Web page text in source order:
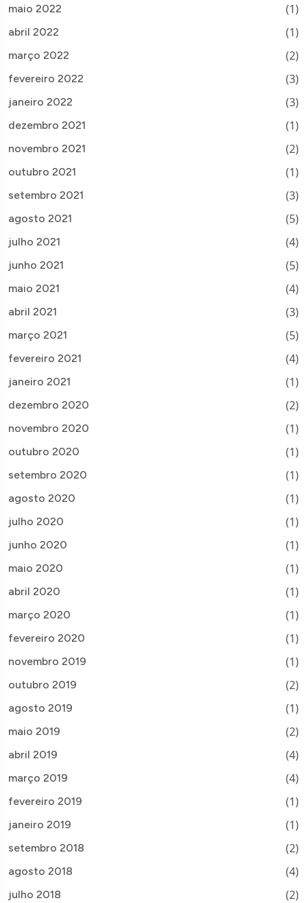
maio 2022 (1)
abril 2022 (1)
março 2022 (2)
fevereiro 2022 (3)
janeiro 2022 (3)
dezembro 2021 (1)
novembro 2021 (2)
outubro 2021 (1)
setembro 2021 (3)
agosto 2021 (5)
julho 2021 (4)
junho 2021 (5)
maio 2021 (4)
abril 2021 (3)
março 2021 (5)
fevereiro 2021 (4)
janeiro 2021 (1)
dezembro 2020 (2)
novembro 2020 (1)
outubro 2020 (1)
setembro 2020 (1)
agosto 2020 (1)
julho 2020 (1)
junho 2020 (1)
maio 2020 (1)
abril 2020 (1)
março 2020 (1)
fevereiro 2020 (1)
novembro 2019 (1)
outubro 2019 (2)
agosto 2019 (1)
maio 2019 (2)
abril 2019 (4)
março 2019 (4)
fevereiro 2019 (1)
janeiro 2019 (1)
setembro 2018 (2)
agosto 2018 (4)
julho 2018 (2)